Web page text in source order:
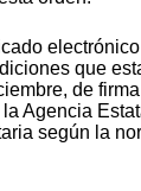
que
de
Agencia
según la